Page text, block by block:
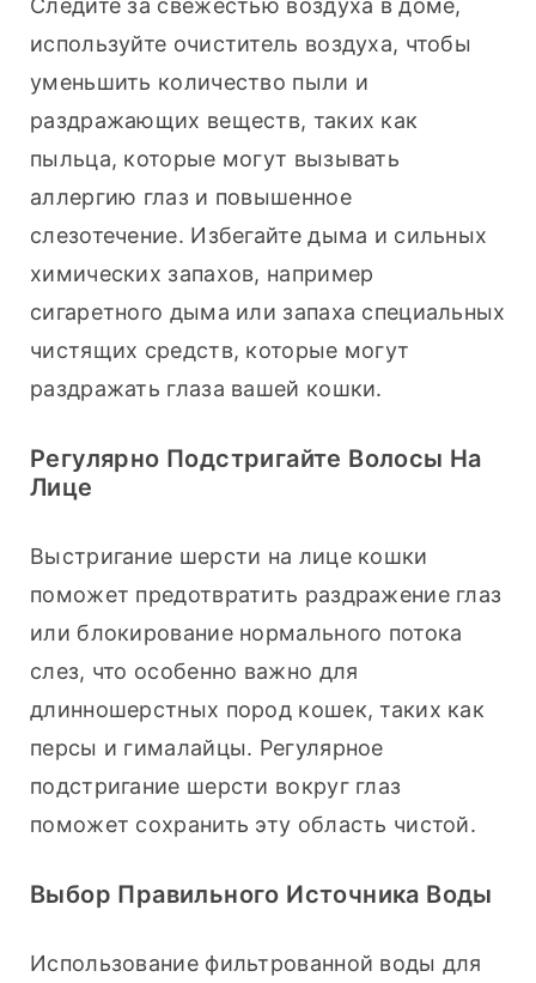
Следите за свежестью воздуха в доме,
используйте очиститель воздуха, чтобы
уменьшить количество пыли и
раздражающих веществ, таких как
пыльца, которые могут вызывать
аллергию глаз и повышенное
слезотечение. Избегайте дыма и сильных
химических запахов, например
сигаретного дыма или запаха специальных
чистящих средств, которые могут
раздражать глаза вашей кошки.
Регулярно Подстригайте Волосы На
Лице
Выстригание шерсти на лице кошки
поможет предотвратить раздражение глаз
или блокирование нормального потока
слез, что особенно важно для
длинношерстных пород кошек, таких как
персы и гималайцы. Регулярное
подстригание шерсти вокруг глаз
поможет сохранить эту область чистой.
Выбор Правильного Источника Воды
Использование фильтрованной воды для